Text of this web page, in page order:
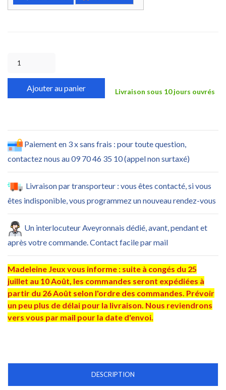
Ajouter au panier Livraison sous 10 jours ouvrés
Paiement en 3 x sans frais : pour toute question,
contactez nous au 09 70 46 35 10 (appel non surtaxé)
Livraison par transporteur : vous êtes contacté, si vous
êtes indisponible, vous programmez un nouveau rendez-vous
Un interlocuteur Aveyronnais dédié, avant, pendant et
après votre commande. Contact facile par mail
Madeleine Jeux vous informe : suite à congés du 25
juillet au 10 Août, les commandes seront expédiées à
partir du 26 Août selon l'ordre des commandes. Prévoir
un peu plus de délai pour la livraison. Nous reviendrons
vers vous par mail pour la date d'envoi.
DESCRIPTION